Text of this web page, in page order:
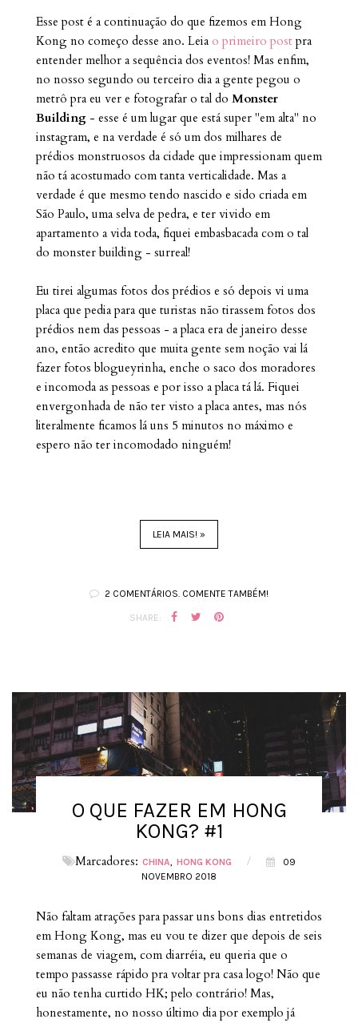
Esse post é a continuação do que fizemos em Hong
Kong no começo desse ano. Leia o primeiro post pra
entender melhor a sequência dos eventos! Mas enfim,
no nosso segundo ou terceiro dia a gente pegou o
metrô pra eu ver e fotografar o tal do Monster
Building - esse é um lugar que está super "em alta" no
instagram, e na verdade é só um dos milhares de
prédios monstruosos da cidade que impressionam quem
não tá acostumado com tanta verticalidade. Mas a
verdade é que mesmo tendo nascido e sido criada em
São Paulo, uma selva de pedra, e ter vivido em
apartamento a vida toda, fiquei embasbacada com o tal
do monster building - surreal!
Eu tirei algumas fotos dos prédios e só depois vi uma
placa que pedia para que turistas não tirassem fotos dos
prédios nem das pessoas - a placa era de janeiro desse
ano, então acredito que muita gente sem noção vai lá
fazer fotos blogueyrinha, enche o saco dos moradores
e incomoda as pessoas e por isso a placa tá lá. Fiquei
envergonhada de não ter visto a placa antes, mas nós
literalmente ficamos lá uns 5 minutos no máximo e
espero não ter incomodado ninguém!
LEIA MAIS! »
2 COMENTÁRIOS. COMENTE TAMBÉM!
SHARE:
O QUE FAZER EM HONG
KONG? #1
Marcadores: CHINA HONG KONG /
09
NOVEMBRO 2018
Não faltam atrações para passar uns bons dias entretidos
em Hong Kong, mas eu vou te dizer que depois de seis
semanas de viagem, com diarréia, eu queria que o
tempo passasse rápido pra voltar pra casa logo! Não que
eu não tenha curtido HK; pelo contrário! Mas,
honestamente, no nosso último dia por exemplo já